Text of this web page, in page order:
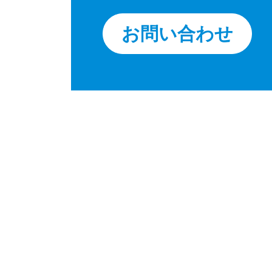
お問い合わせ